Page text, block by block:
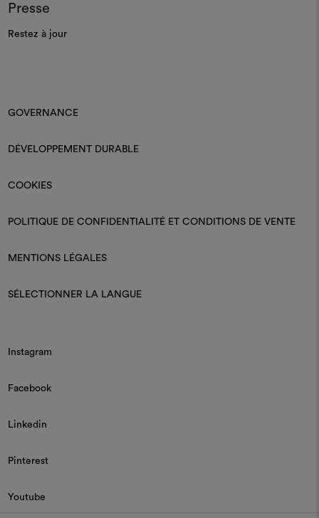
Presse
Restez à jour
GOVERNANCE
DÉVELOPPEMENT DURABLE
COOKIES
POLITIQUE DE CONFIDENTIALITÉ ET CONDITIONS DE VENTE
MENTIONS LÉGALES
SÉLECTIONNER LA LANGUE
Instagram
Facebook
Linkedin
Pinterest
Youtube